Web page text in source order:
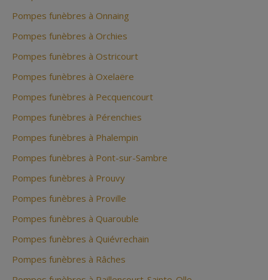
Pompes funèbres à Onnaing
Pompes funèbres à Orchies
Pompes funèbres à Ostricourt
Pompes funèbres à Oxelaëre
Pompes funèbres à Pecquencourt
Pompes funèbres à Pérenchies
Pompes funèbres à Phalempin
Pompes funèbres à Pont-sur-Sambre
Pompes funèbres à Prouvy
Pompes funèbres à Proville
Pompes funèbres à Quarouble
Pompes funèbres à Quiévrechain
Pompes funèbres à Râches